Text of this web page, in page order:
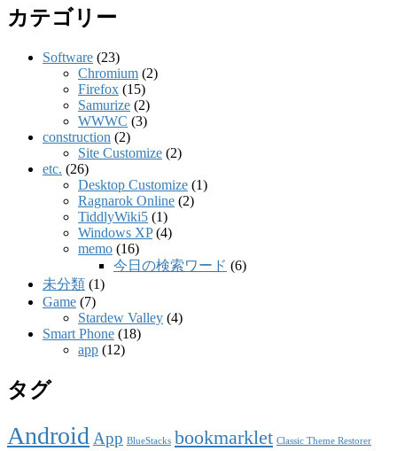
カテゴリー
Software (23)
Chromium (2)
Firefox (15)
Samurize (2)
WWWC (3)
construction (2)
Site Customize (2)
etc. (26)
Desktop Customize (1)
Ragnarok Online (2)
TiddlyWiki5 (1)
Windows XP(4)
memo (16)
今日の検索ワード (6)
未分類 (1)
Game (7)
Stardew Valley (4)
Smart Phone (18)
app (12)
タグ
Android App BlueStacks bookmarklet Classic Theme Restorer